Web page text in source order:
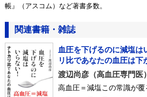
帳』（アスコム）など著書多数。
関連書籍・雑誌
血圧を下げるのに減塩は
リ比であなたの血圧は下
渡辺尚彦（高血圧専門医）
高血圧＝減塩この常識が覆